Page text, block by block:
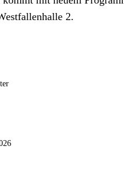
2.